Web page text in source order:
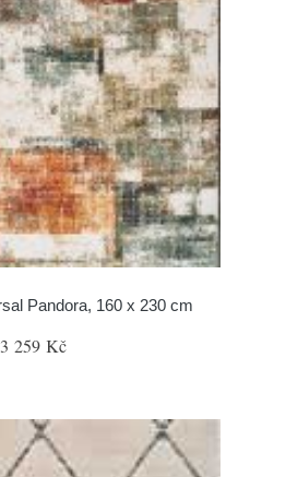
Pandora, 160 x 230 cm
3 259 Kč